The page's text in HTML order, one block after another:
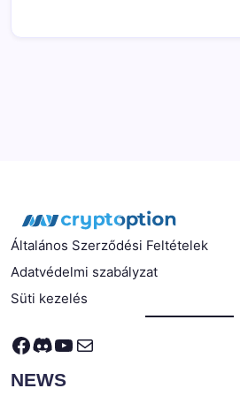
Általános Szerződési Feltételek
Adatvédelmi szabályzat
Süti kezelés
Facebook
Discord
YouTube
Mail
NEWS